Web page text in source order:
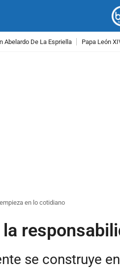
Abelardo De La Espriella Papa León
en lo cotidiano
se construye